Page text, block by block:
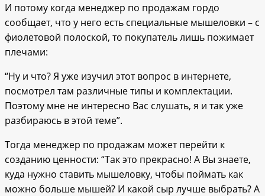
И потому когда менеджер по продажам гордо
сообщает, что у него есть специальные мышеловки – с
фиолетовой полоской, то покупатель лишь пожимает
плечами:
“Ну и что? Я уже изучил этот вопрос в интернете,
посмотрел там различные типы и комплектации.
Поэтому мне не интересно Вас слушать, я и так уже
разбираюсь в этой теме”.
Тогда менеджер по продажам может перейти к
созданию ценности: “Так это прекрасно! А Вы знаете,
куда нужно ставить мышеловку, чтобы поймать как
можно больше мышей? И какой сыр лучше выбрать? А